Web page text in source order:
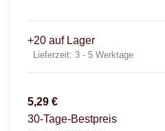
+20 auf Lager
Lieferzeit: 3 - 5 Werktage
5,29 €
30-Tage-Bestpreis